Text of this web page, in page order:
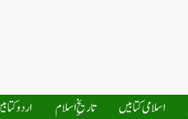
اسلامی کتابیں تاریخِ اسلام اردو